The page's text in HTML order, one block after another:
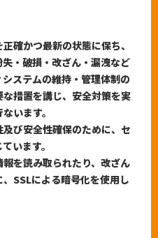
確かつ最新の状態に保ち、
・破損・改ざん・漏洩など
ステムの維持・管理体制の
措置を講じ、安全対策を実
います。
び安全性確保のために、セ
います。
を読み取られたり、改ざん
SSLによる暗号化を使用し